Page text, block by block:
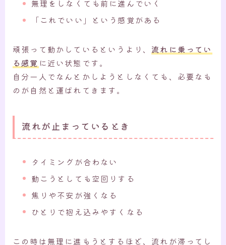
無理をしなくても前に進んでいく
「これでいい」という感覚がある
頑張って動かしているというより、 流れに乗ってい
る感覚 に近い状態です。
自分一人でなんとかしようとしなくても、必要なも
のが自然と運ばれてきます。
流れが止まっているとき
タイミングが合わない
動こうとしても空回りする
焦りや不安が強くなる
ひとりで抱え込みやすくなる
この時は無理に進もうとするほど、流れが滞ってし